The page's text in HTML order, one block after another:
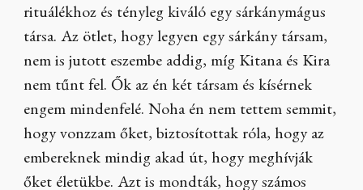
rituálékhoz és tényleg kiváló egy sárkánymágus
társa. Az ötlet, hogy legyen egy sárkány társam,
nem is jutott eszembe addig, míg Kitana és Kira
nem tűnt fel. Ők az én két társam és kísérnek
engem mindenfelé. Noha én nem tettem semmit,
hogy vonzzam őket, biztosítottak róla, hogy az
embereknek mindig akad út, hogy meghívják
őket életükbe. Azt is mondták, hogy számos